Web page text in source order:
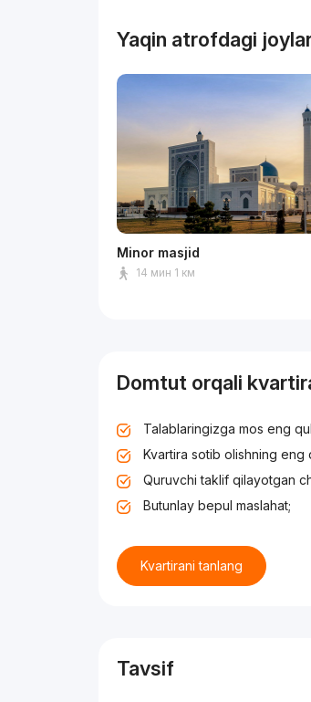
Yaqin atrofdagi
Minor masjid
14 мин 1 км
Domtut orqali
Talablaringizga mos eng
Kvartira sotib olishning eng
Quruvchi taklif qilayotgan
Butunlay bepul maslahat;
Kvartirani tanlang
Tavsif